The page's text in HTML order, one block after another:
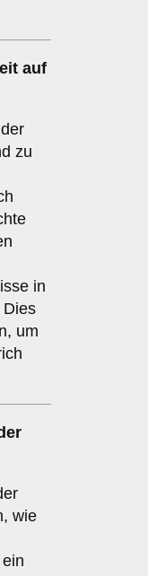
auf
zu
in
Dies
um
wie